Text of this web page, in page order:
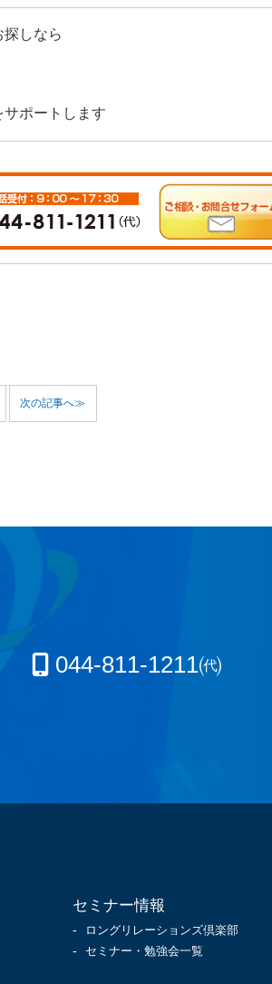
しなら
ポートします
次の記事へ≫
044-811-1211㈹
セミナー情報
ロングリレーションズ倶楽部
セミナー・勉強会一覧